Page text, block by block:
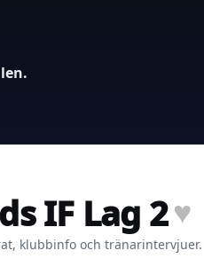
IF Lag 2♥
klubbinfo och tränarintervjuer.